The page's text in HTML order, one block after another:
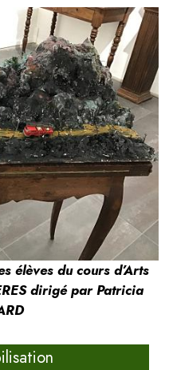
élèves du cours d’Arts
dirigé par Patricia